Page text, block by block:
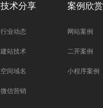
技术分享
行业动态
建站技术
空间域名
微信营销
案例欣赏
网站案例
二开案例
小程序案例